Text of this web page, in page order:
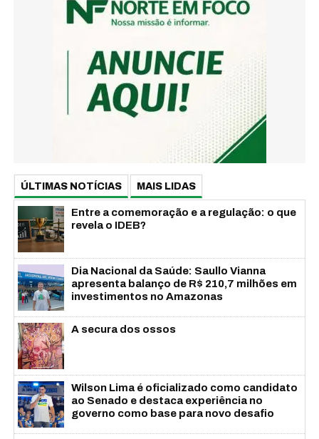
ÚLTIMAS NOTÍCIAS MAIS LIDAS
Entre a comemoração e a regulação: o que
revela o IDEB?
Dia Nacional da Saúde: Saullo Vianna
apresenta balanço de R$ 210,7 milhões em
investimentos no Amazonas
A secura dos ossos
Wilson Lima é oficializado como candidato
ao Senado e destaca experiência no
governo como base para novo desafio